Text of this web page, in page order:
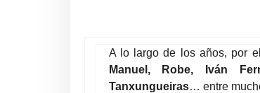
A lo largo de los años, por el
Manuel, Robe, Iván
Tanxungueiras… entre